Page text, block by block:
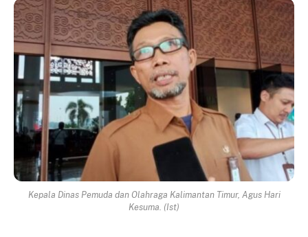
Kepala Dinas Pemuda dan Olahraga Kalimantan Timur, Agus Hari
Kesuma. (Ist)